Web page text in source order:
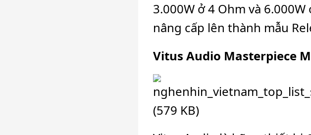
3.000W ở 4 Ohm và
nâng cấp lên thành mẫu
Vitus Audio Masterpiece